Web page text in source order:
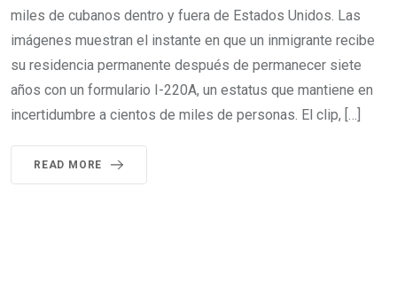
miles de cubanos dentro y fuera de Estados Unidos. Las
imágenes muestran el instante en que un inmigrante recibe
su residencia permanente después de permanecer siete
años con un formulario I-220A, un estatus que mantiene en
incertidumbre a cientos de miles de personas. El clip, […]
READ MORE